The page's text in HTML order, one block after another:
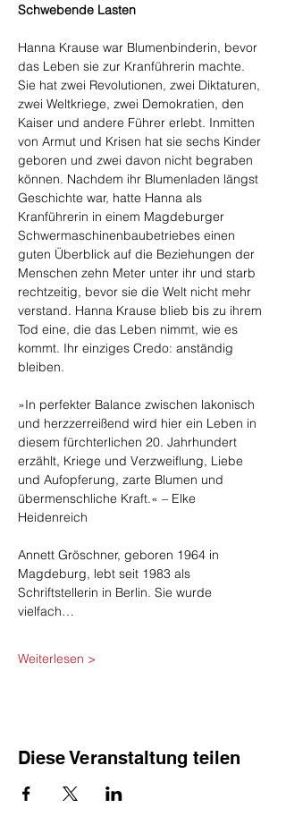
Schwebende Lasten
Hanna Krause war Blumenbinderin, bevor
das Leben sie zur Kranführerin machte.
Sie hat zwei Revolutionen, zwei Diktaturen,
zwei Weltkriege, zwei Demokratien, den
Kaiser und andere Führer erlebt. Inmitten
von Armut und Krisen hat sie sechs Kinder
geboren und zwei davon nicht begraben
können. Nachdem ihr Blumenladen längst
Geschichte war, hatte Hanna als
Kranführerin in einem Magdeburger
Schwermaschinenbaubetriebes einen
guten Überblick auf die Beziehungen der
Menschen zehn Meter unter ihr und starb
rechtzeitig, bevor sie die Welt nicht mehr
verstand. Hanna Krause blieb bis zu ihrem
Tod eine, die das Leben nimmt, wie es
kommt. Ihr einziges Credo: anständig
bleiben.
»In perfekter Balance zwischen lakonisch
und herzzerreißend wird hier ein Leben in
diesem fürchterlichen 20. Jahrhundert
erzählt, Kriege und Verzweiflung, Liebe
und Aufopferung, zarte Blumen und
übermenschliche Kraft.« – Elke
Heidenreich
Annett Gröschner, geboren 1964 in
Magdeburg, lebt seit 1983 als
Schriftstellerin in Berlin. Sie wurde
vielfach…
Weiterlesen >
Diese Veranstaltung teilen